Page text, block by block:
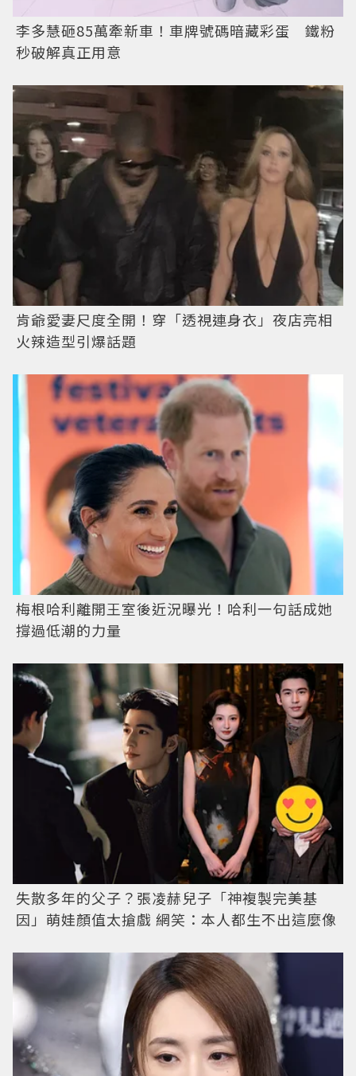
李多慧砸85萬牽新車！車牌號碼暗藏彩蛋 鐵粉
秒破解真正用意
肯爺愛妻尺度全開！穿「透視連身衣」夜店亮相
火辣造型引爆話題
梅根哈利離開王室後近況曝光！哈利一句話成她
撐過低潮的力量
失散多年的父子？張凌赫兒子「神複製完美基
因」萌娃顏值太搶戲 網笑：本人都生不出這麼像